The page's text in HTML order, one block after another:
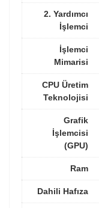
2. Yardımcı
İşlemci
İşlemci
Mimarisi
CPU Üretim
Teknolojisi
Grafik
İşlemcisi
(GPU)
Ram
Dahili Hafıza